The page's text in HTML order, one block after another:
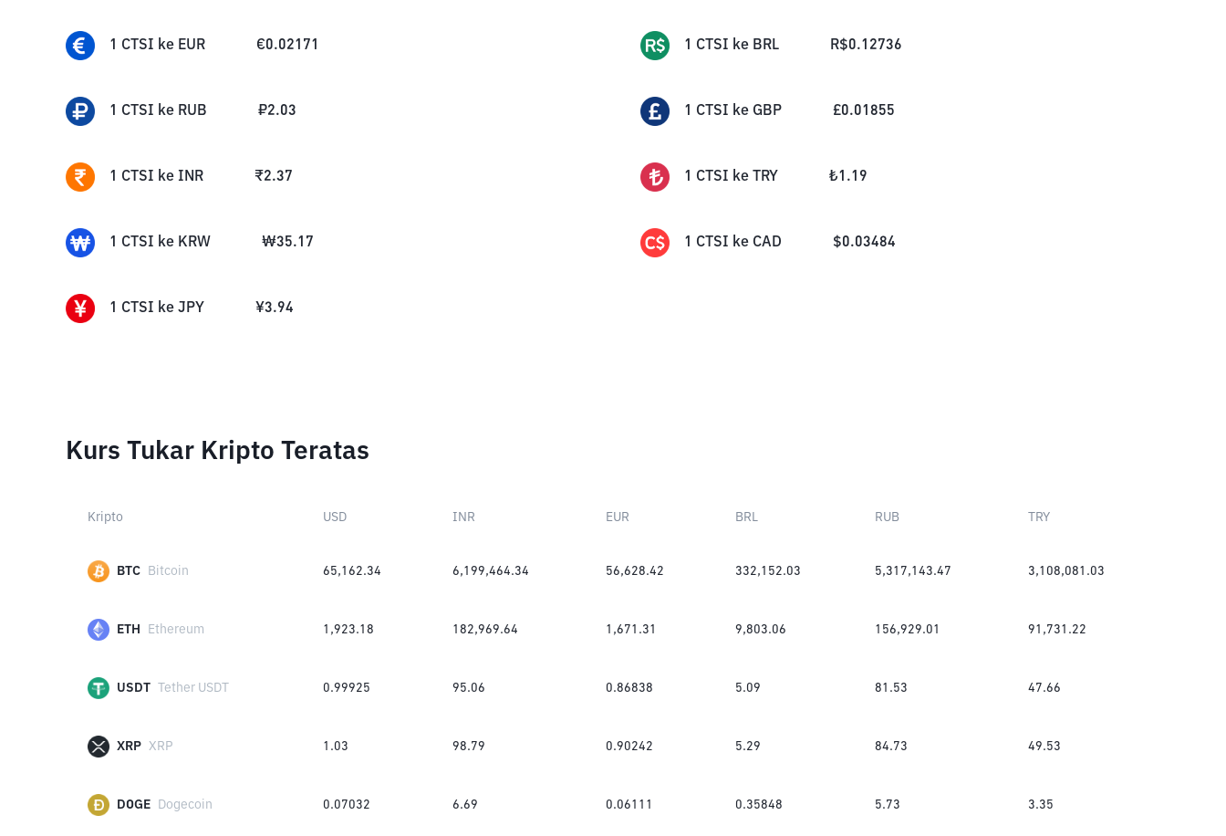
1 CTSI ke EUR €0.02171 1 CTSI ke BRL R$0.12736
1 CTSI ke RUB ₽2.03 1 CTSI ke GBP £0.01855
1 CTSI ke INR ₹2.37 1 CTSI ke TRY ₺1.19
1 CTSI ke KRW ₩35.17 1 CTSI ke CAD $0.03484
1 CTSI ke JPY ¥3.94
Kurs Tukar Kripto Teratas
Kripto USD INR EUR BRL RUB TRY
BTC Bitcoin 65,162.34 6,199,464.34 56,628.42 332,152.03 5,317,143.47 3,108,081.03
ETH Ethereum 1,923.18 182,969.64 1,671.31 9,803.06 156,929.01 91,731.22
USDT Tether USDT 0.99925 95.06 0.86838 5.09 81.53 47.66
XRP XRP 1.03 98.79 0.90242 5.29 84.73 49.53
DOGE Dogecoin 0.07032 6.69 0.06111 0.35848 5.73 3.35